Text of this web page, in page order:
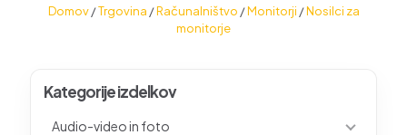
Domov /Trgovina /Računalništvo /Monitorji /Nosilci za
monitorje
Kategorije izdelkov
Audio-video in foto